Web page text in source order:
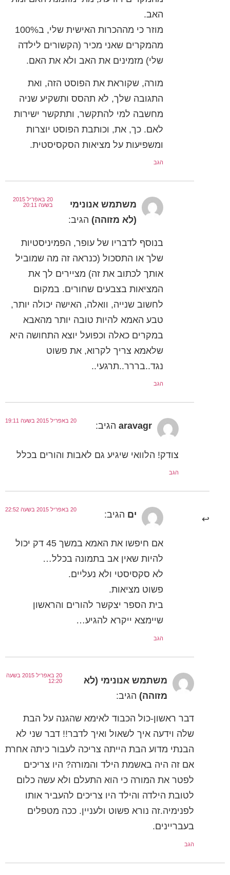
מוזר כי מההכרות האישית שלי, ב100%
מהמקרים שאני מכיר (הקשורים לילדה
שלי) מזמינים את האב ולא את האם.
מורה, שקוראת את הפוסט הזה, ואת
התגובה שלך, לא תהסס ותשקיע שניה
מחשבה למי להתקשר, ותתקשר ישירות
לאם. כך, את, וכותבת הפוסט יוצרות
ומשפיעות על מציאות הסקסיסטית.
משתמש אנונימי
(לא מזוהה) הגיב:
20 באפריל 2015
בשעה 20:11
בנוסף לדבריו של עופר, הפמיניסטיות
שלך או התסכול (כנראה זה מה שמוביל
אותך לכתוב את זה) מציירים לך את
המציאות בצבעים שחורים. במקום
לחשוב שנייה, וואלה, האישה יכולה יותר,
טבע האמא להיות טובה יותר מהאבא
במקרים כאלה וכפועל יוצא התחושה היא
שלאמא צריך לקרוא, את פשוט
נגד..בררר..תרגעי..
aravagr הגיב:
צודק! הלוואי שיגיע גם לאבות והורים בכלל
ים הגיב:
אם חיפשו את האמא במשך 45 דק יכול
להיות שאין אב בתמונה בכלל…
לא סקסיסטי ולא נעליים.
פשוט מציאות.
בית הספר יצקשר להורים והראשון
שיימצא ייקרא להגיע…
משתמש אנונימי (לא
הגיב:
20 באפריל 2015 בשעה
12:20
דבר ראשון-כול הכבוד לאימא שהגנה על הבת
שלה וידעה איך לשאול ואיך לדבר!! דבר שני לא
הבנתי מדוע הבת הייתה צריכה לעבור כיתה אחרת
אם זה היה באשמת הילד והמורה? היו צריכים
לפטר את המורה כי הוא התעלם ולא עשה כלום
לטובת הילדה והילד היו צריכים להעביר אותו
לפנימיה.זה נורא פשוט ולעניין. ככה מטפלים
בעבריינים.